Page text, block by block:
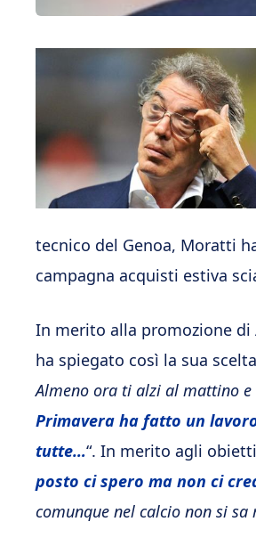
tecnico del Genoa, Moratti
campagna acquisti estiva
In merito alla promozione di
ha spiegato così la sua
Almeno ora ti alzi al mattino e
Primavera ha fatto un
tutte…“. In merito agli
posto ci spero ma non ci
comunque nel calcio non si sa